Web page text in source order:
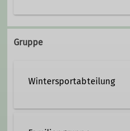
Steindorf Au 5
Gruppe
Wintersportabteilung